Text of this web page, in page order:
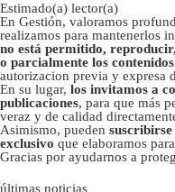
Estimado(a) lector(a)
En Gestión, valoramos
realizamos para mantenerlos
no está permitido,
o parcialmente los contenidos
autorizacion previa y expresa
En su lugar, los invitamos a
publicaciones, para que más
veraz y de calidad
Asimismo, pueden
exclusivo que elaboramos
Gracias por ayudarnos a
últimas noticias